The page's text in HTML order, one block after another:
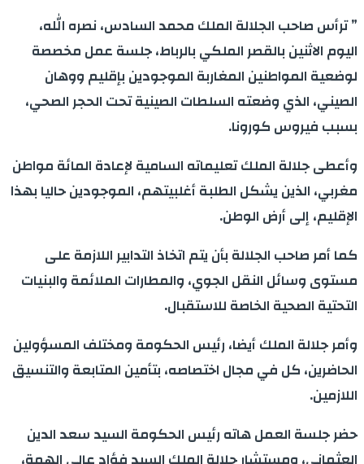
” ترأس صاحب الجلالة الملك محمد السادس، نصره الله،
اليوم الاثنين بالقصر الملكي بالرباط، جلسة عمل مخصصة
لوضعية المواطنين المغاربة الموجودين بإقليم ووهان
الصيني، الذي وضعته السلطات الصينية تحت الحجر الصحي،
بسبب فيروس كورونا.
وأعطى جلالة الملك تعليماته السامية لإعادة المائة مواطن
مغربي، الذين يشكل الطلبة أغلبيتهم، الموجودين حاليا بهذا
الإقليم، إلى أرض الوطن.
كما أمر صاحب الجلالة بأن يتم اتخاذ التدابير اللازمة على
مستوى وسائل النقل الجوي، والمطارات الملائمة والبنيات
التحتية الصحية الخاصة للاستقبال.
وأمر جلالة الملك أيضا، رئيس الحكومة ومختلف المسؤولين
الحاضرين، كل في مجال اختصاصه، بتأمين المتابعة والتنسيق
اللازمين.
حضر جلسة العمل هاته رئيس الحكومة السيد سعد الدين